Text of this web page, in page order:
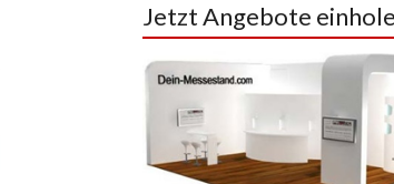
Jetzt Angebote